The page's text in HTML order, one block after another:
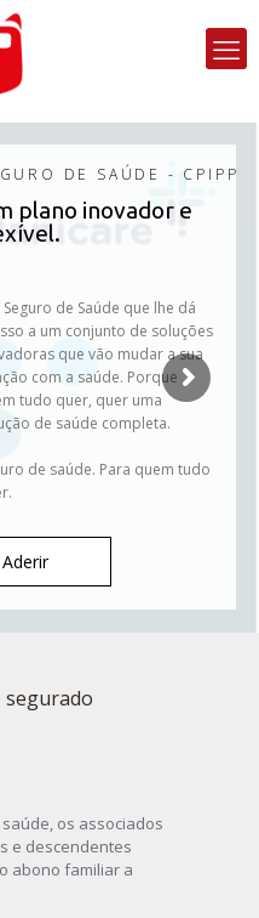
plano inovador e
DE SAÚDE - CPIPP
Seguro de Saúde que lhe dá
a um conjunto de soluções
que vão mudar a sua
com a saúde. Porque
tudo quer, quer uma
de saúde completa.
de saúde. Para quem tudo
Aderir
segurado
os associados
e descendentes
abono familiar a